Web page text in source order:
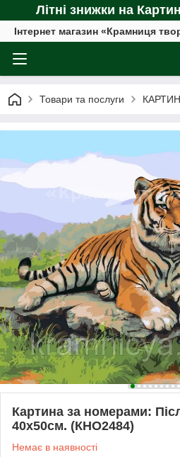
Літні знижки на
Інтернет магазин «Крамниця
Товари та послуги
Картина за номерами:
40х50см. (КНО2484)
Немає в наявності